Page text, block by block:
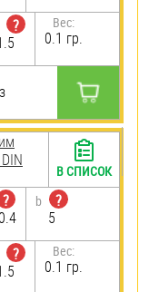
?
Вес:
0.1 гр.
?
b
?
5
?
Вес:
0.1 гр.
В СПИСОК